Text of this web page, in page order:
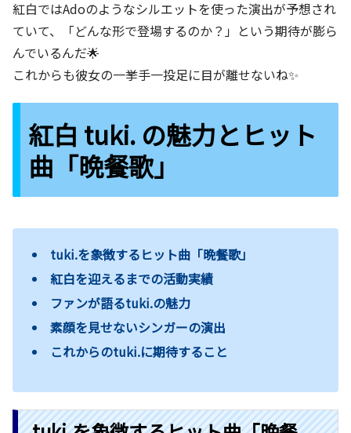
紅白ではAdoのようなシルエットを使った演出が予想され
ていて、「どんな形で登場するのか？」という期待が膨ら
んでいるんだ🌟
これからも彼女の一挙手一投足に目が離せないね✨
紅白 tuki. の魅力とヒット
曲「晩餐歌」
tuki.を象徴するヒット曲「晩餐歌」
紅白を迎えるまでの活動実績
ファンが語るtuki.の魅力
素顔を見せないシンガーの演出
これからのtuki.に期待すること